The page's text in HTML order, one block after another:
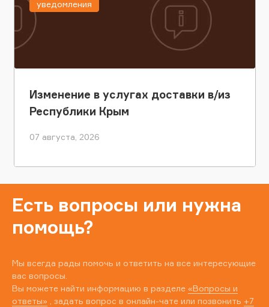
Изменение в услугах доставки в/из
Республики Крым
07 августа, 2026
уведомления
Есть вопросы или нужна
помощь?
Мы всегда рады помочь и ответить на все интересующие
вас вопросы.
Вы можете найти информацию в разделе «Вопросы и
ответы» , задать вопрос в онлайн-чате или позвонить +7